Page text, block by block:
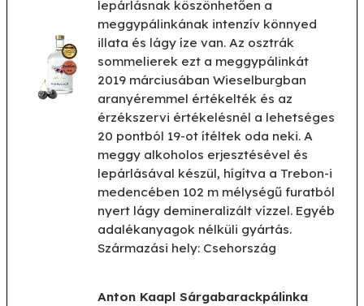
lepárlásnak köszönhetően a
meggypálinkának intenzív könnyed
illata és lágy íze van. Az osztrák
sommelierek ezt a meggypálinkát
2019 márciusában Wieselburgban
aranyéremmel értékelték és az
érzékszervi értékelésnél a lehetséges
20 pontból 19-ot ítéltek oda neki. A
meggy alkoholos erjesztésével és
lepárlásával készül, hígítva a Trebon-i
medencében 102 m mélységű furatból
nyert lágy demineralizált vízzel. Egyéb
adalékanyagok nélküli gyártás.
Származási hely: Csehország
Anton Kaapl Sárgabarackpálinka